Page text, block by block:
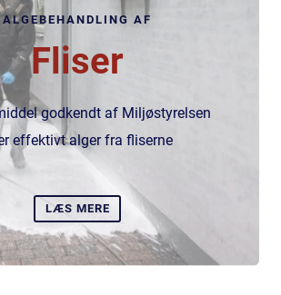
ALGEBEHANDLING AF
Fliser
godkendt af Miljøstyrelsen
effektivt alger fra fliserne
LÆS MERE